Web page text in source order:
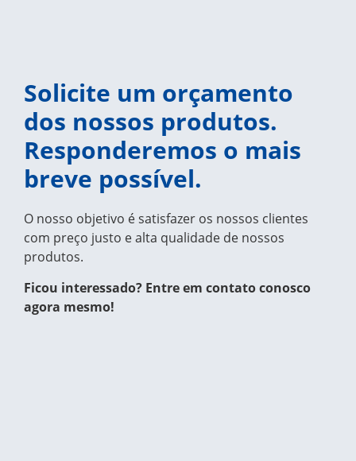
Solicite um orçamento
dos nossos produtos.
Responderemos o mais
breve possível.
O nosso objetivo é satisfazer os nossos clientes
com preço justo e alta qualidade de nossos
produtos.
Ficou interessado? Entre em contato conosco
agora mesmo!